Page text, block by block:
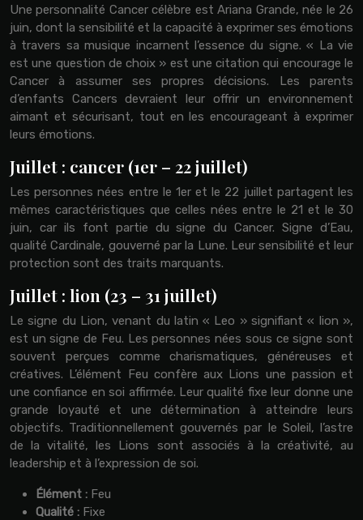
Une personnalité Cancer célèbre est Ariana Grande, née le 26
juin, dont la sensibilité et la capacité à exprimer ses émotions
à travers sa musique incarnent l’essence du signe. « La vie
est une question de choix » est une citation qui encourage le
Cancer à assumer ses propres décisions. Les parents
d’enfants Cancers devraient leur offrir un environnement
aimant et sécurisant, tout en les encourageant à exprimer
leurs émotions.
Juillet : cancer (1er – 22 juillet)
Les personnes nées entre le 1er et le 22 juillet partagent les
mêmes caractéristiques que celles nées entre le 21 et le 30
juin, car ils font partie du signe du Cancer. Signe d’Eau,
qualité Cardinale, gouverné par la Lune. Leur sensibilité et leur
protection sont des traits marquants.
Juillet : lion (23 – 31 juillet)
Le signe du Lion, venant du latin « Leo » signifiant « lion »,
est un signe de Feu. Les personnes nées sous ce signe sont
souvent perçues comme charismatiques, généreuses et
créatives. L’élément Feu confère aux Lions une passion et
une confiance en soi affirmée. Leur qualité fixe leur donne une
grande loyauté et une détermination à atteindre leurs
objectifs. Traditionnellement gouvernés par le Soleil, l’astre
de la vitalité, les Lions sont associés à la créativité, au
leadership et à l’expression de soi.
Élément : Feu
Qualité : Fixe